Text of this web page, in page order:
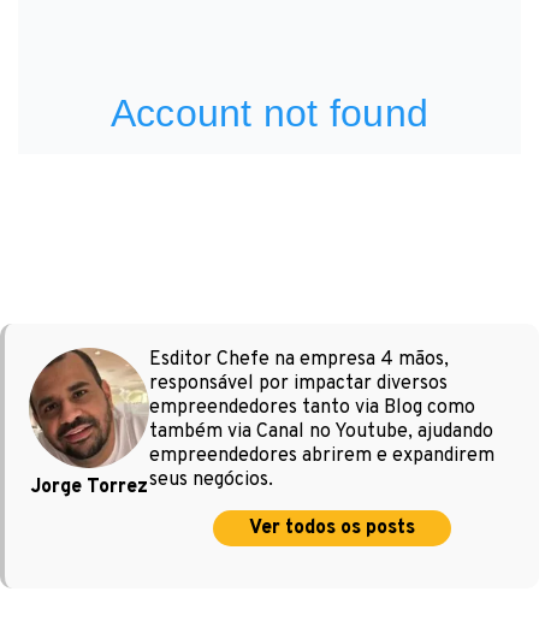
Jorge Torrez
Esditor Chefe na empresa 4 mãos,
responsável por impactar diversos
empreendedores tanto via Blog como
também via Canal no Youtube, ajudando
empreendedores abrirem e expandirem
seus negócios.
Ver todos os posts